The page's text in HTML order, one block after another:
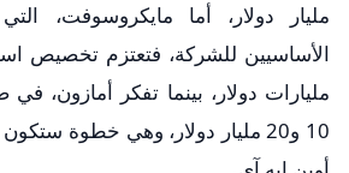
مليار دولار، أما مايكروسوفت،
مليارات دولار، بينما تفكر أمازون،
10 و20 مليار دولار، وهي خطوة